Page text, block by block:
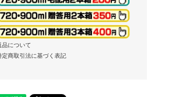
品について
定商取引法に基づく表記